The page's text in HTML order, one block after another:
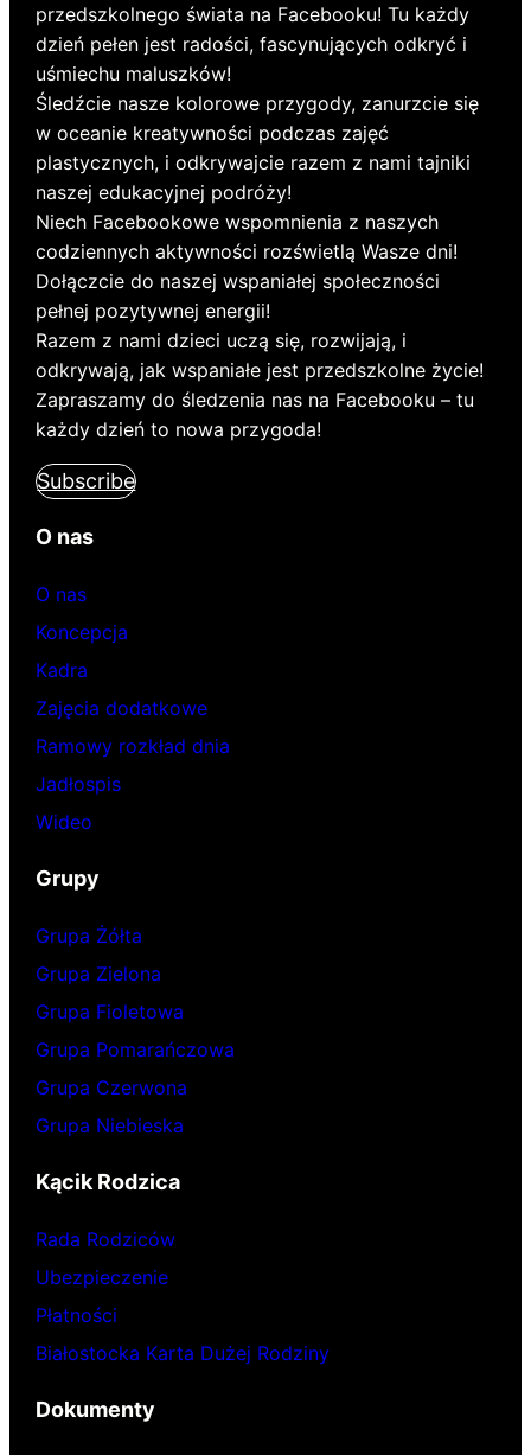
przedszkolnego świata na Facebooku! Tu każdy
dzień pełen jest radości, fascynujących odkryć i
uśmiechu maluszków!
Śledźcie nasze kolorowe przygody, zanurzcie się
w oceanie kreatywności podczas zajęć
plastycznych, i odkrywajcie razem z nami tajniki
naszej edukacyjnej podróży!
Niech Facebookowe wspomnienia z naszych
codziennych aktywności rozświetlą Wasze dni!
Dołączcie do naszej wspaniałej społeczności
pełnej pozytywnej energii!
Razem z nami dzieci uczą się, rozwijają, i
odkrywają, jak wspaniałe jest przedszkolne życie!
Zapraszamy do śledzenia nas na Facebooku – tu
każdy dzień to nowa przygoda!
Subscribe
O nas
O nas
Koncepcja
Kadra
Zajęcia dodatkowe
Ramowy rozkład dnia
Jadłospis
Wideo
Grupy
Grupa Żółta
Grupa Zielona
Grupa Fioletowa
Grupa Pomarańczowa
Grupa Czerwona
Grupa Niebieska
Kącik Rodzica
Rada Rodziców
Ubezpieczenie
Płatności
Białostocka Karta Dużej Rodziny
Dokumenty